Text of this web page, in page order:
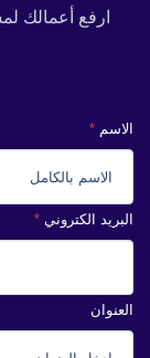
ارفع أعمالك
الاسم
البريد الكتروني
العنوان